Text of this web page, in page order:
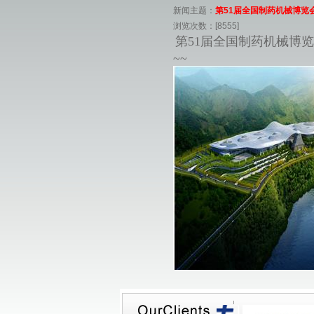
新闻主题： 第51届全国制药机械博览
浏览次数：[8555]
第51届全国制药机械博
~~